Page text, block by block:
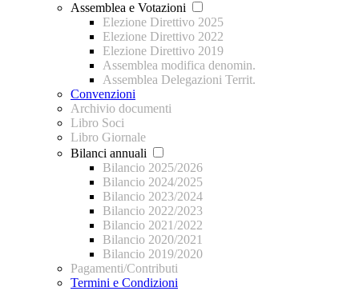
Assemblea e Votazioni
Elezione Direttivo 2025
Elezione Direttivo 2022
Elezione Direttivo 2019
Assemblea modifica denomin.
Assemblea Delegazioni Territ.
Convenzioni
Archivio documenti
Libro Soci
Libro Giornale
Bilanci annuali
Bilancio 2025/2026
Bilancio 2024/2025
Bilancio 2023/2024
Bilancio 2022/2023
Bilancio 2021/2022
Bilancio 2020/2021
Bilancio 2019/2020
Pagamenti/Contributi
Termini e Condizioni